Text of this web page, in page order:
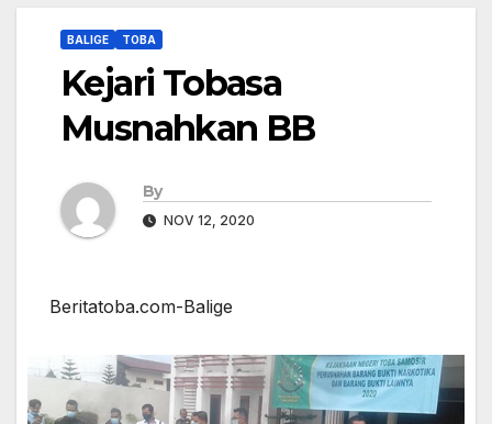
BALIGE TOBA
Kejari Tobasa
Musnahkan BB
By
NOV 12, 2020
Beritatoba.com-Balige